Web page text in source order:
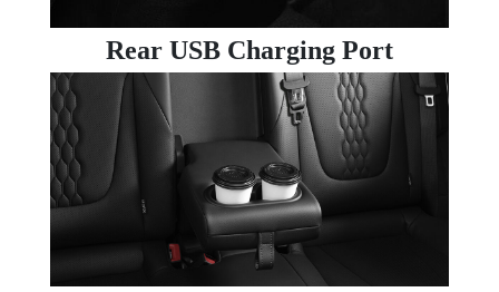
Rear USB Charging Port